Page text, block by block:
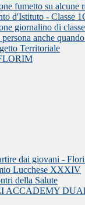
fumetto su alcune
d'Istituto - Classe
giornalino di
anche
Territoriale
dai giovani -
Lucchese XXXIV
della Salute
ACCADEMY